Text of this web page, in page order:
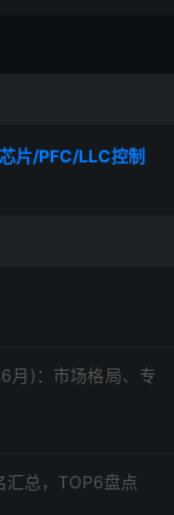
片/PFC/LLC控制
月)：市场格局、专
汇总，TOP6盘点